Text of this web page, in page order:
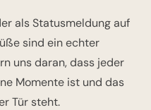
als Statusmeldung auf
sind ein echter
uns daran, dass jeder
Momente ist und das
Tür steht.